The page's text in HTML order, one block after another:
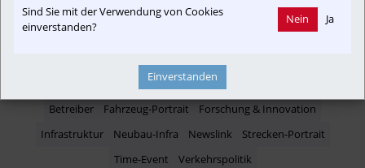
Projekt
Umwelt
Betreiber Fahrzeug-Portrait
Forschung & Innovation
Infrastruktur
Neubau-Infra Newslink
Strecken-Portrait
Time-Event
Verkehrspolitik
Sind Sie mit der Verwendung von Cookies
einverstanden?
Nein Ja
Einverstanden